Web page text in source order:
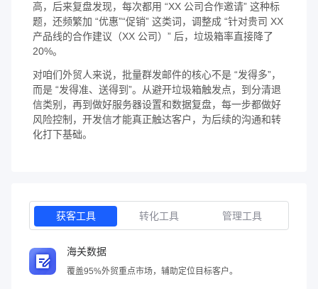
高，后来复盘发现，每次都用 “XX 公司合作邀请” 这种标
题，还频繁加 “优惠”“促销” 这类词，调整成 “针对贵司 XX
产品线的合作建议（XX 公司）” 后，垃圾箱率直接降了
20%。
对咱们外贸人来说，批量群发邮件的核心不是 “发得多”，
而是 “发得准、送得到”。从避开垃圾箱触发点，到分清退
信类别，再到做好服务器设置和数据复盘，每一步都做好
风险控制，开发信才能真正触达客户，为后续的沟通和转
化打下基础。
获客工具 转化工具 管理工具
海关数据
覆盖95%外贸重点市场，辅助定位目标客户。